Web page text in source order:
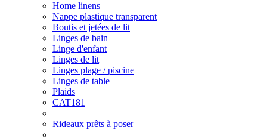
Home linens
Nappe plastique transparent
Boutis et jetées de lit
Linges de bain
Linge d'enfant
Linges de lit
Linges plage / piscine
Linges de table
Plaids
CAT181
Rideaux prêts à poser